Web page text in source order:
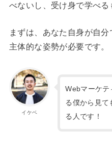
べないし、受け身で学べる
まずは、あなた自身が自分
主体的な姿勢が必要です。
イケベ
Webマーケテ
る僕から見て
る人です！